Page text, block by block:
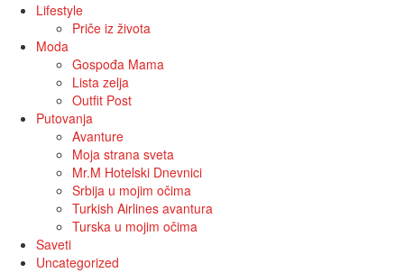
Lifestyle
Priče iz života
Moda
Gospođa Mama
Lista zelja
Outfit Post
Putovanja
Avanture
Moja strana sveta
Mr.M Hotelski Dnevnici
Srbija u mojim očima
Turkish Airlines avantura
Turska u mojim očima
Saveti
Uncategorized